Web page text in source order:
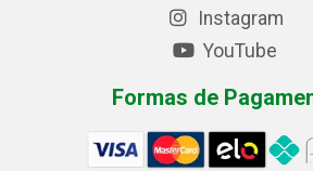
Instagram
YouTube
Formas de